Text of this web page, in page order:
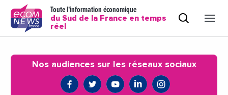
Toute l'information économique
du Sud de la France en temps
réel
Nos audiences sur les réseaux sociaux